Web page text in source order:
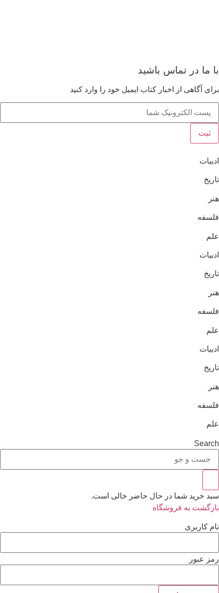
با ما در تماس باشید
برای آگاهی از اخبار کتاب ایمیل خود را وارد کنید
ثبت
ادبیات
تاریخ
هنر
فلسفه
علم
ادبیات
تاریخ
هنر
فلسفه
علم
ادبیات
تاریخ
هنر
فلسفه
علم
Search
سبد خرید شما در حال حاضر خالی است.
بازگشت به فروشگاه
نام کاربری
رمز عبور